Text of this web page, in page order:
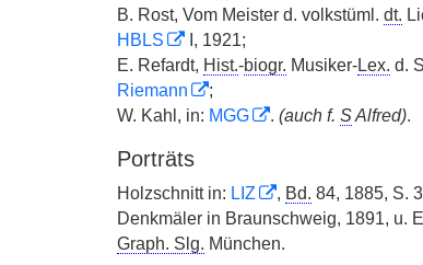
B. Rost, Vom Meister d. volkstüml. dt.
HBLS
I, 1921;
E. Refardt, Hist.-biogr. Musiker-Lex. d.
Riemann
;
W. Kahl, in: MGG . (auch f. SAlfred).
Porträts
Holzschnitt in: LIZ , Bd. 84, 1885, S.
Denkmäler in Braunschweig, 1891, u.
Graph. Slg. München.